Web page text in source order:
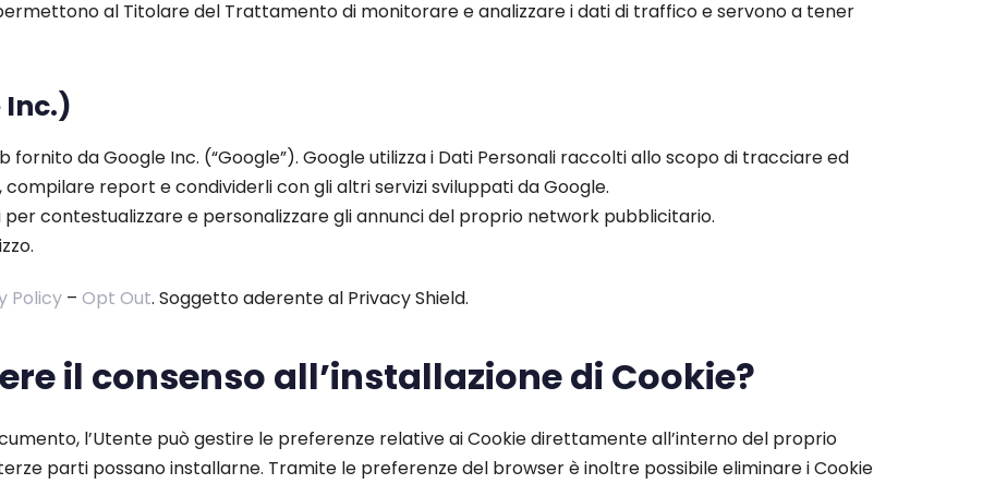
al Titolare del Trattamento di monitorare e analizzare i dati di traffico e servono a tener
Inc.)
fornito da Google Inc. (“Google”). Google utilizza i Dati Personali raccolti allo scopo di tracciare ed
compilare report e condividerli con gli altri servizi sviluppati da Google.
contestualizzare e personalizzare gli annunci del proprio network pubblicitario.
Policy – Opt Out. Soggetto aderente al Privacy Shield.
il consenso all’installazione di Cookie?
l’Utente può gestire le preferenze relative ai Cookie direttamente all’interno del proprio
parti possano installarne. Tramite le preferenze del browser è inoltre possibile eliminare i Cookie